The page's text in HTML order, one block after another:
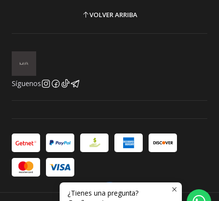
VOLVER ARRIBA
Síguenos
¿Tienes una pregunta?